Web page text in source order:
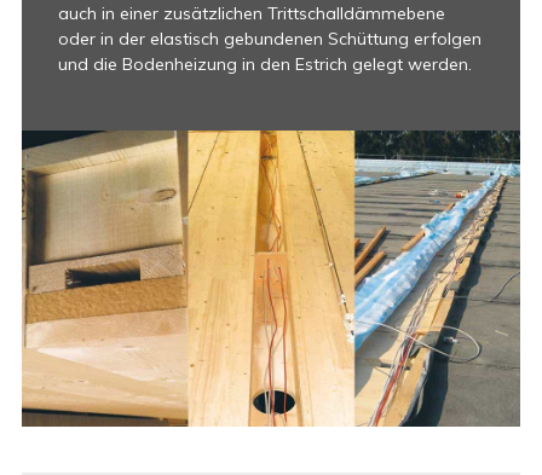
auch in einer zusätzlichen Trittschalldämmebene
oder in der elastisch gebundenen Schüttung erfolgen
und die Bodenheizung in den Estrich gelegt werden.